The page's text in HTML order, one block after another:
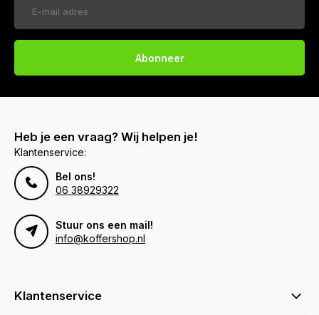
Abonneer
Heb je een vraag? Wij helpen je!
Klantenservice:
Bel ons!
06 38929322
Stuur ons een mail!
info@koffershop.nl
Klantenservice